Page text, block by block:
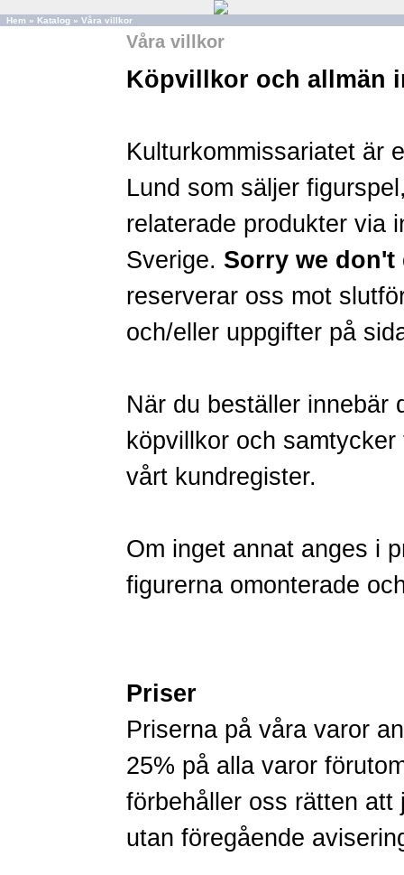
Hem » Katalog » Våra villkor
Våra villkor
Köpvillkor och allmän
Kulturkommissariatet är
Lund som säljer
relaterade produkter via
Sverige. Sorry we
reserverar oss mot
och/eller uppgifter på
När du beställer innebär
köpvillkor och
vårt kundregister.
Om inget annat anges i
figurerna omonterade
Priser
Priserna på våra varor
25% på alla varor
förbehåller oss rätten att
utan föregående